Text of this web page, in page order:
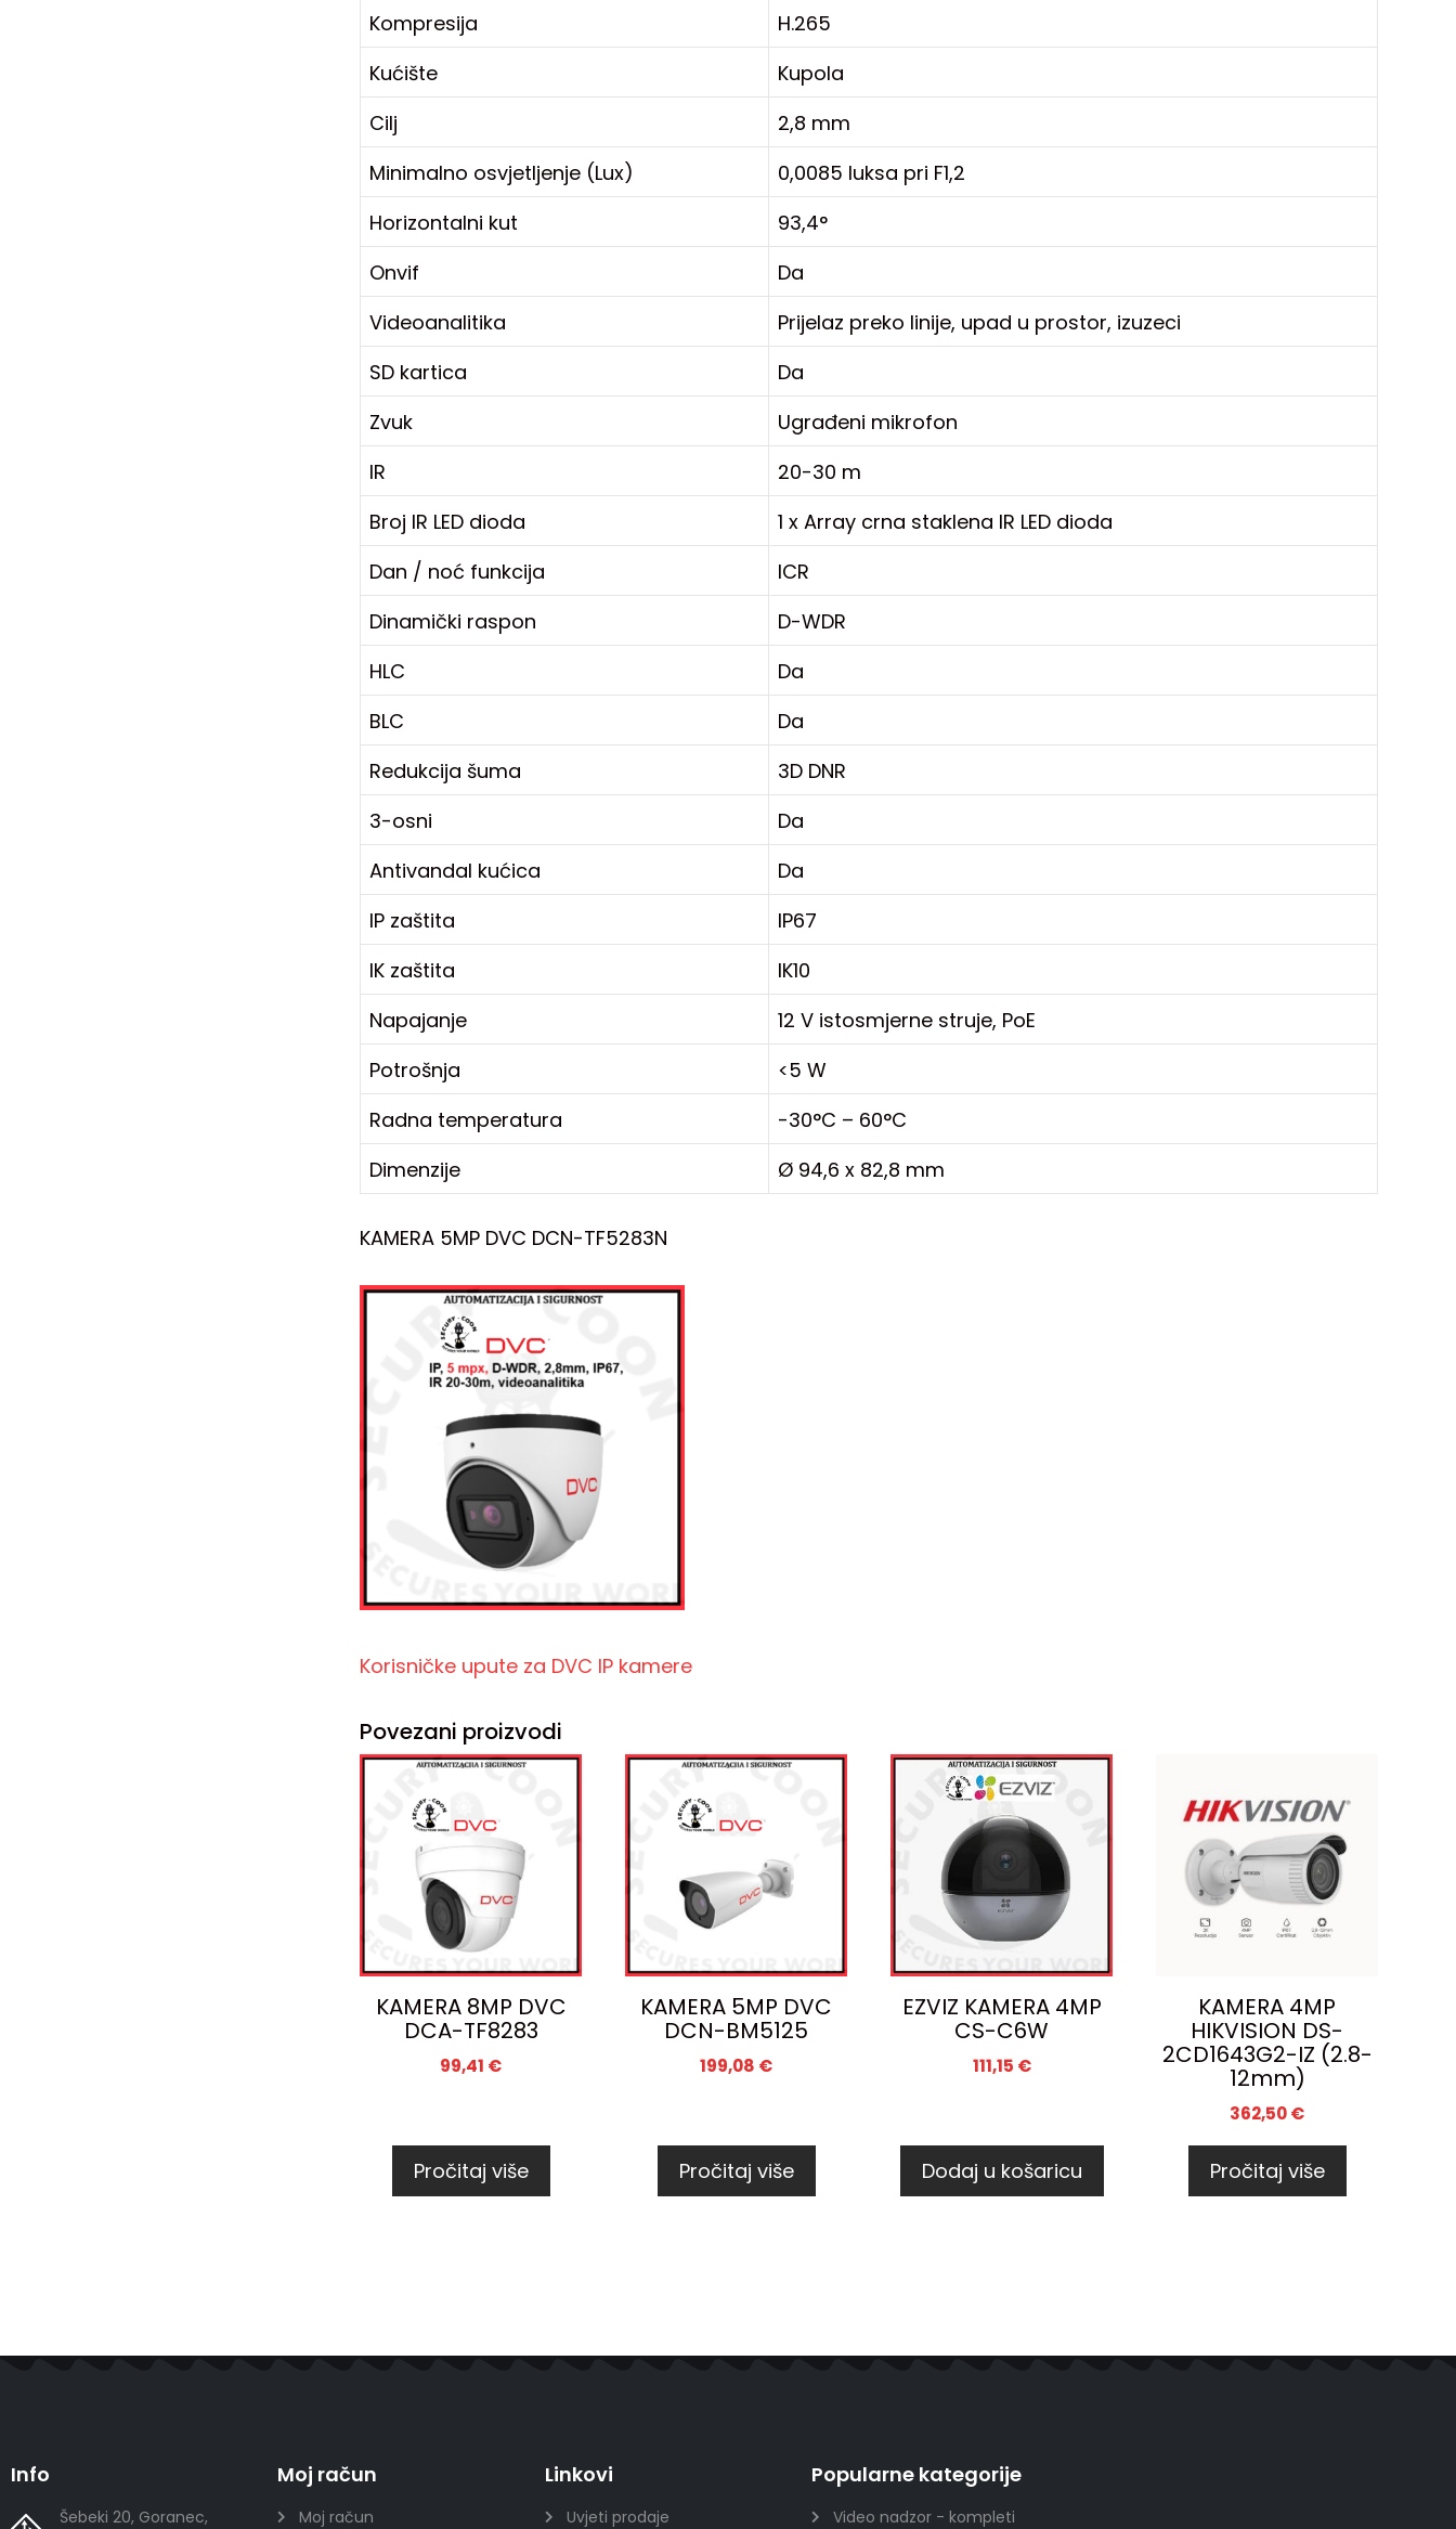
Kompresija
H.265
Kućište
Kupola
Cilj
2,8 mm
Minimalno osvjetljenje (Lux)
0,0085 luksa pri F1,2
Horizontalni kut
93,4°
Onvif
Da
Videoanalitika
Prijelaz preko linije, upad u prostor, izuzeci
SD kartica
Da
Zvuk
Ugrađeni mikrofon
IR
20-30 m
Broj IR LED dioda
1 x Array crna staklena IR LED dioda
Dan / noć funkcija
ICR
Dinamički raspon
D-WDR
HLC
Da
BLC
Da
Redukcija šuma
3D DNR
3-osni
Da
Antivandal kućica
Da
IP zaštita
IP67
IK zaštita
IK10
Napajanje
12 V istosmjerne struje, PoE
Potrošnja
<5 W
Radna temperatura
-30°C – 60°C
Dimenzije
Ø 94,6 x 82,8 mm
KAMERA 5MP DVC DCN-TF5283N
Korisničke upute za DVC IP kamere
Povezani proizvodi
KAMERA 8MP DVC
DCA-TF8283
99,41 €
Pročitaj više
KAMERA 5MP DVC
DCN-BM5125
199,08 €
Pročitaj više
EZVIZ KAMERA 4MP
CS-C6W
111,15 €
Dodaj u košaricu
KAMERA 4MP
HIKVISION DS-
2CD1643G2-IZ (2.8-
12mm)
362,50€
Pročitaj više
Info
Šebeki 20, Goranec,
Moj račun
Moj račun
Linkovi
Uvjeti prodaje
Popularne kategorije
Video nadzor - kompleti